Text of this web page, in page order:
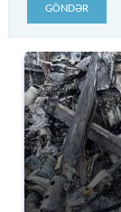
GÖNDƏR